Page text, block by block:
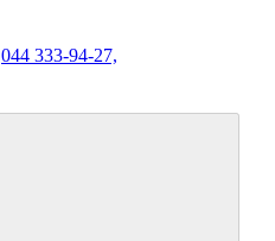
044 333-94-27,